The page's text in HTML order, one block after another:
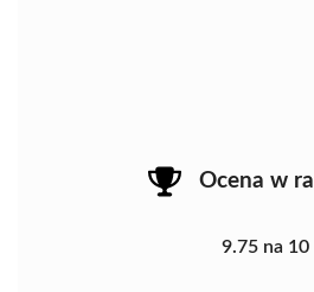
Ocena w
9.75 na 10